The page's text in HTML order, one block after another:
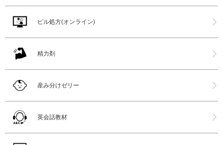
ピル処方(オンライン)
精力剤
産み分けゼリー
英会話教材